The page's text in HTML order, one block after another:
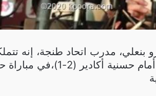
بنعلي، مدرب اتحاد طنجة، إنه
الهزيمة أمام حسنية